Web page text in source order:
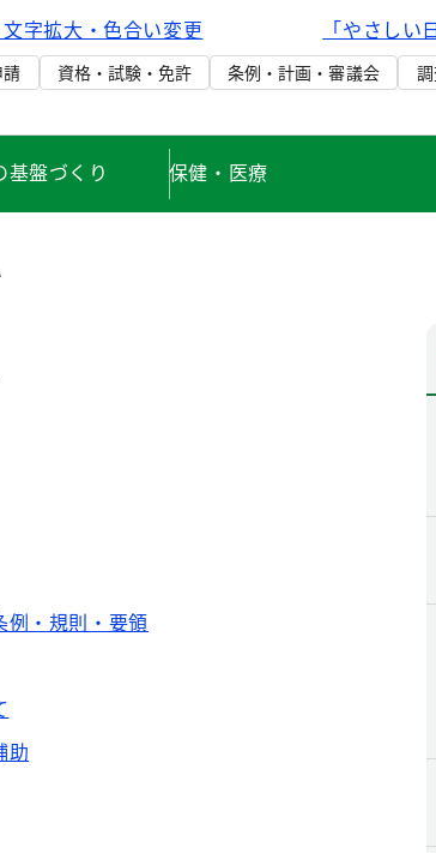
字拡大・色合い変更 「やさしい
資格・試験・免許 条例・計画・審議会
基盤づくり 保健・医療
例・規則・要領
助